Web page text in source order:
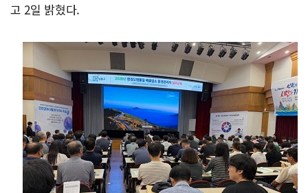
고 2일 밝혔다.